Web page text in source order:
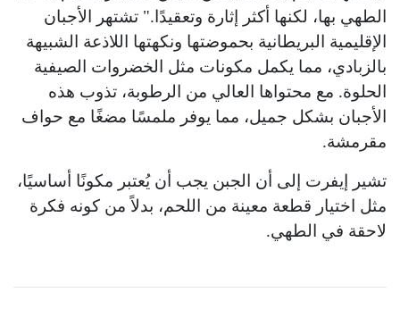
الطهي بها، لكنها أكثر إثارة وتعقيدًا." تشتهر الأجبان
الإقليمية البريطانية بحموضتها ونكهتها اللاذعة الشبيهة
بالزبادي، مما يكمل مكونات مثل الخضروات الصيفية
الحلوة. مع محتواها العالي من الرطوبة، تذوب هذه
الأجبان بشكل جميل، مما يوفر ملمسًا مضغًا مع حواف
مقرمشة.
تشير إيفرت إلى أن الجبن يجب أن يُعتبر مكونًا أساسيًا،
مثل اختيار قطعة معينة من اللحم، بدلاً من كونه فكرة
لاحقة في الطهي.